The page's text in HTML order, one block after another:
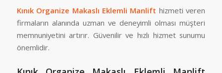
Kınık Organize Makaslı Eklemli Manlift hizmeti veren
firmaların alanında uzman ve deneyimli olması müşteri
memnuniyetini artırır. Güvenilir ve hızlı hizmet sunumu
önemlidir.